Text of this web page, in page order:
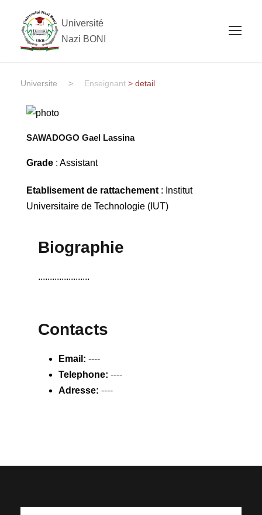
Université
Nazi BONI
Universite > Enseignant > detail
SAWADOGO Gael Lassina
Grade: Assistant
Etablisement de rattachement: Institut
Universitaire de Technologie (IUT)
Biographie
......................
Contacts
Email: ----
Telephone: ----
Adresse: ----